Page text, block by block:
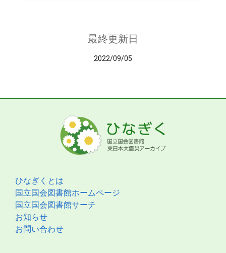
最終更新日
2022/09/05
ひなぎくとは
国立国会図書館ホームページ
国立国会図書館サーチ
お知らせ
お問い合わせ